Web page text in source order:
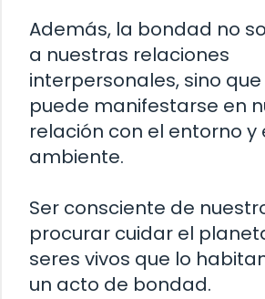
Además, la bondad no
a nuestras relaciones
interpersonales, sino
puede manifestarse en
relación con el entorno y
ambiente.
Ser consciente de
procurar cuidar el
seres vivos que lo
un acto de bondad.